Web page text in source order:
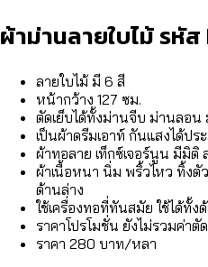
ผ้าม่านลายใบไม้ รหัส
ลายใบไม้ มี 6 สี
หน้ากว้าง 127 ซม.
ตัดเย็บได้ทั้งม่านจีบ ม่านลอ
เป็นผ้าดรีมเอาท์ กันแสงได้ป
ผ้าทอลาย เท็กซ์เจอร์นูน มีมิติ
ผ้าเนื้อหนา นิ่ม พริ้วไหว ทิ้งตั
ด้านล่าง
ใช้เครื่องทอที่ทันสมัย ใช้ได้ทั้
ราคาโปรโมชั่น ยังไม่รวมค่าตั
ราคา 280 บาท/หลา